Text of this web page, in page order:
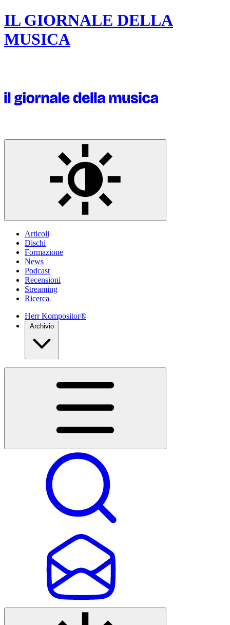
IL GIORNALE DELLA
MUSICA
Articoli
Dischi
Formazione
News
Podcast
Recensioni
Streaming
Ricerca
Herr Kompositor®
Archivio